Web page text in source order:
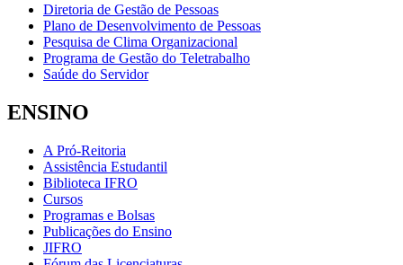
Diretoria de Gestão de Pessoas
Plano de Desenvolvimento de Pessoas
Pesquisa de Clima Organizacional
Programa de Gestão do Teletrabalho
Saúde do Servidor
ENSINO
A Pró-Reitoria
Assistência Estudantil
Biblioteca IFRO
Cursos
Programas e Bolsas
Publicações do Ensino
JIFRO